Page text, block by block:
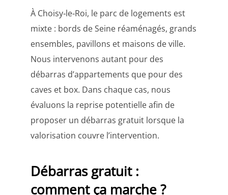
À Choisy‑le‑Roi, le parc de logements est
mixte : bords de Seine réaménagés, grands
ensembles, pavillons et maisons de ville.
Nous intervenons autant pour des
débarras d’appartements que pour des
caves et box. Dans chaque cas, nous
évaluons la reprise potentielle afin de
proposer un débarras gratuit lorsque la
valorisation couvre l’intervention.
Débarras gratuit :
comment ça marche ?